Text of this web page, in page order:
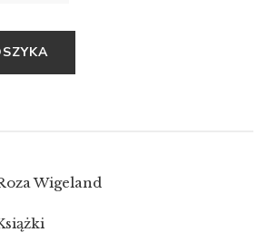
Wigeland